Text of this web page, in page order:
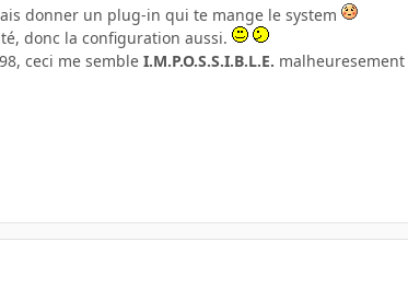
donner un plug-in qui te mange le system
donc la configuration aussi.
ceci me semble I.M.P.O.S.S.I.B.L.E. malheuresement